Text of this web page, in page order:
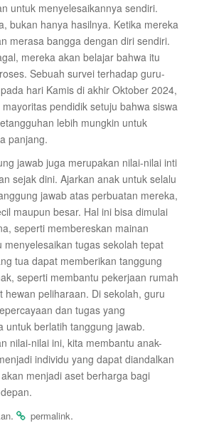
untuk menyelesaikannya sendiri.
bukan hanya hasilnya. Ketika mereka
merasa bangga dengan diri sendiri.
mereka akan belajar bahwa itu
Sebuah survei terhadap guru-
hari Kamis di akhir Oktober 2024,
pendidik setuju bahwa siswa
lebih mungkin untuk
panjang.
jawab juga merupakan nilai-nilai inti
sejak dini. Ajarkan anak untuk selalu
jawab atas perbuatan mereka,
maupun besar. Hal ini bisa dimulai
seperti membereskan mainan
menyelesaikan tugas sekolah tepat
tua dapat memberikan tanggung
seperti membantu pekerjaan rumah
hewan peliharaan. Di sekolah, guru
dan tugas yang
untuk berlatih tanggung jawab.
nilai-nilai ini, kita membantu anak-
individu yang dapat diandalkan
menjadi aset berharga bagi
. permalink.